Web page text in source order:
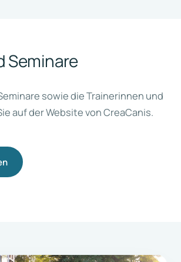
Seminare
sowie die Trainerinnen und
auf der Website von CreaCanis.